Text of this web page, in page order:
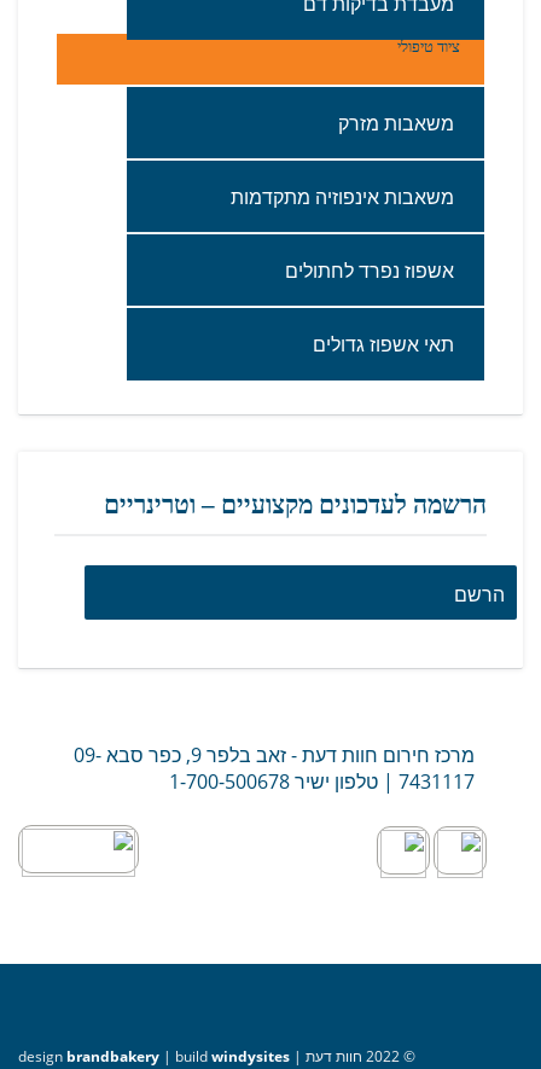
ציוד טיפולי
משאבות‭ ‬מזרק
משאבות‭ ‬אינפוזיה‭ ‬מתקדמות
אשפוז‭ ‬נפרד‭ ‬לחתולים
תאי‭ ‬אשפוז‭ ‬גדולים‬
הרשמה לעדכונים מקצועיים – וטרינריים
מרכז חירום חוות דעת - זאב בלפר 9, כפר סבא
09-
7431117 | טלפון ישיר1-700-500678
© 2022 חוות דעת | design brandbakery | buildwindysites